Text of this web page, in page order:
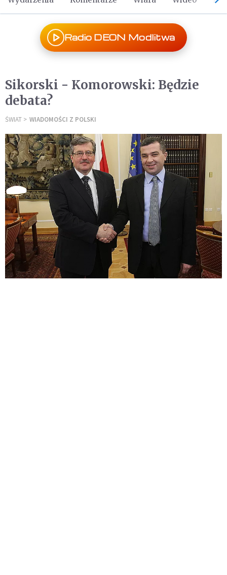
Radio DEON Modlitwa
Sikorski - Komorowski: Będzie
debata?
ŚWIAT WIADOMOŚCI Z POLSKI